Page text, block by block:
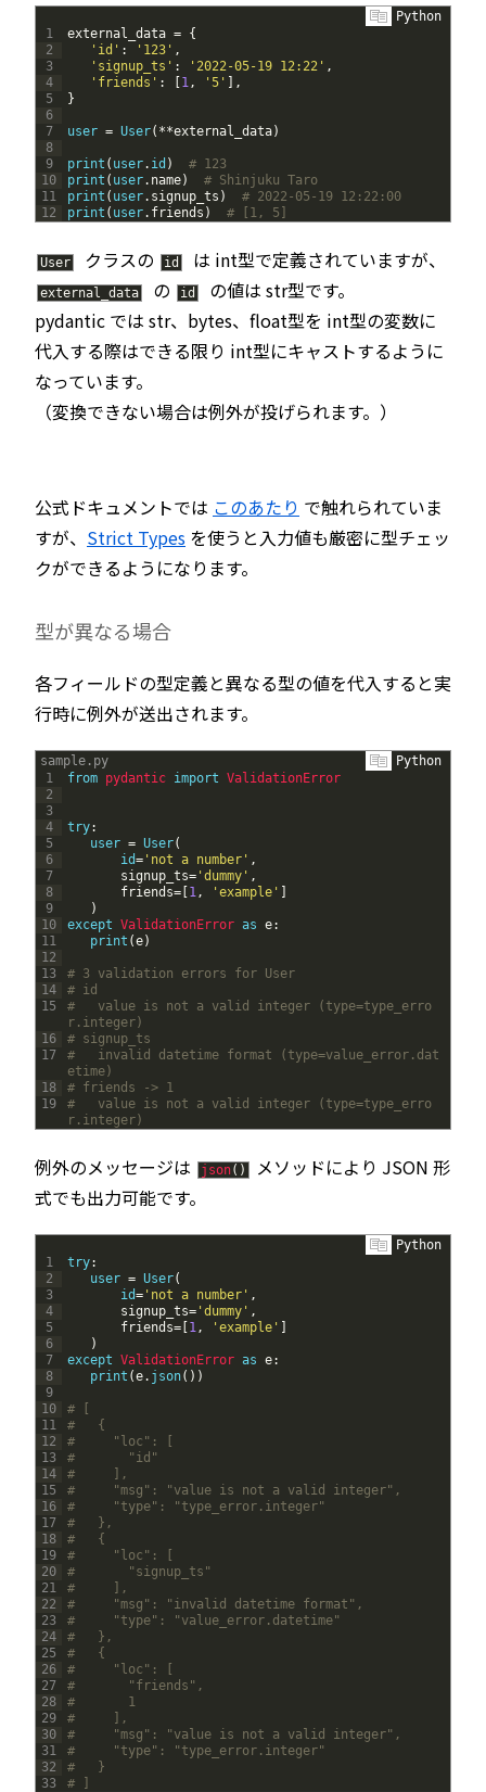
Python
1
2
3
4
5
6
7
8
9
10
11
12
external_data = {
'id' : '123' ,
'signup_ts' : '2022-05-19 12:22' ,
'friends' : 1, '5'
,
}
user = User( **external_data)
print ( user. id )
# 123
print ( user. name)
# Shinjuku Taro
print ( user. signup_ts )
# 2022-05-19 12:22:00
print ( user. friends ) # [1, 5]
User クラスの id は int型で定義されていますが、
external_data の id
の値は str型です。
pydantic では str、bytes、float型を int型の変数に
代入する際はできる限り int型にキャストするように
なっています。
（変換できない場合は例外が投げられます。）
公式ドキュメントでは このあたり で触れられていま
すが、 Strict Types を使うと入力値も厳密に型チェッ
クができるようになります。
型が異なる場合
各フィールドの型定義と異なる型の値を代入すると実
行時に例外が送出されます。
sample.py
Python
1
2
3
4
5
6
7
8
9
10
11
12
13
14
15
16
17
18
19
from pydantic import ValidationError
try:
user = User(
id= 'not a number' ,
signup_ts= 'dummy' ,
friends= 1, 'example'
)
except ValidationError as e:
print (e)
# 3 validation errors for User
# id
#   value is not a valid integer (type=type_erro
r.integer)
# signup_ts
#   invalid datetime format (type=value_error.dat
etime)
# friends -> 1
#   value is not a valid integer (type=type_erro
r.integer)
例外のメッセージは json( )
メソッドにより JSON 形
式でも出力可能です。
Python
1
2
3
4
5
6
7
8
9
10
11
12
13
14
15
16
17
18
19
20
21
22
23
24
25
26
27
28
29
30
31
32
33
try:
user = User(
id= 'not a number' ,
signup_ts= 'dummy' ,
friends= 1, 'example'
)
except ValidationError as e:
print (e. json( ) )
# [
#   {
#     "loc": [
#       "id"
#     ],
#     "msg": "value is not a valid integer",
#     "type": "type_error.integer"
#   },
#   {
#     "loc": [
#       "signup_ts"
#     ],
#     "msg": "invalid datetime format",
#     "type": "value_error.datetime"
#   },
#   {
#     "loc": [
#       "friends",
#       1
#     ],
#     "msg": "value is not a valid integer",
#     "type": "type_error.integer"
#   }
# ]